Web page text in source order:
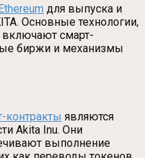
Ethereum для выпуска и
Основные технологии,
включают смарт-
биржи и механизмы
контракты являются
Akita Inu. Они
выполнение